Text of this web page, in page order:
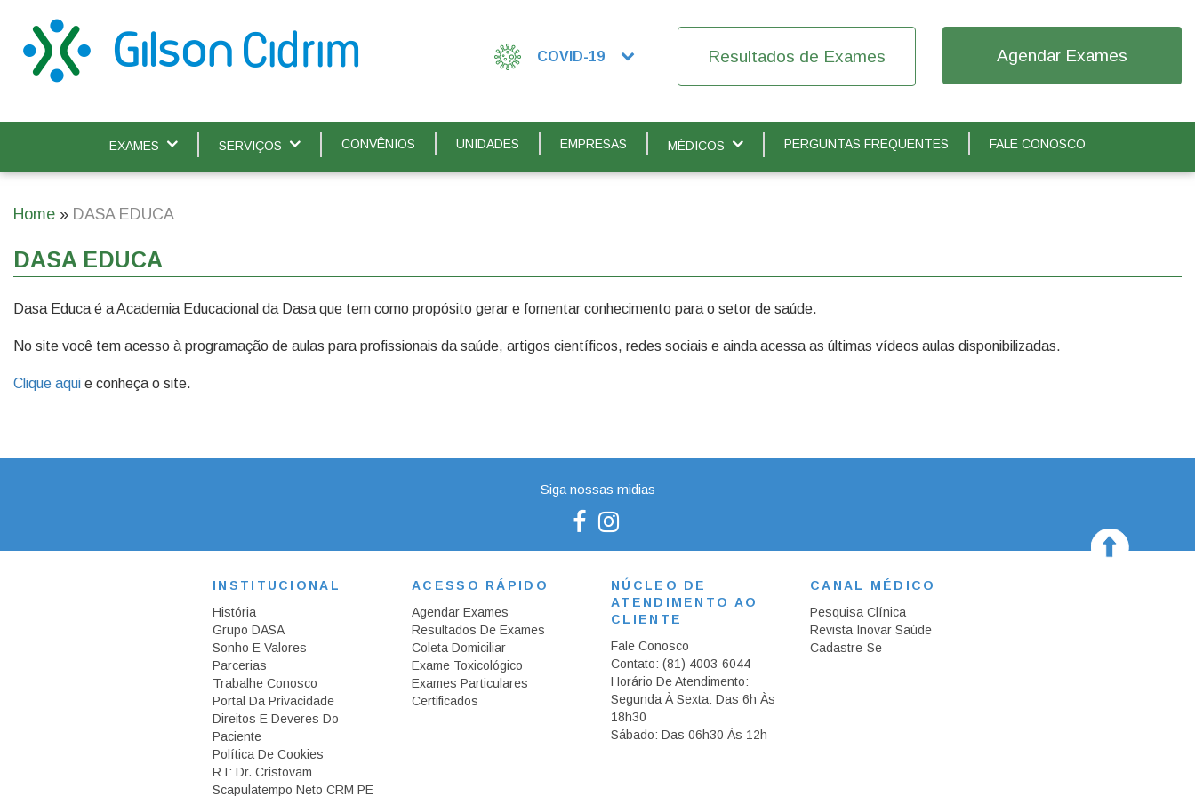
main
content
COVID-19 Resultados de Exames Agendar Exames
navigation
EXAMES SERVIÇOS CONVÊNIOS UNIDADES EMPRESAS MÉDICOS PERGUNTAS FREQUENTES FALE CONOSCO
Home DASA EDUCA
DASA EDUCA
Dasa Educa é a Academia Educacional da Dasa que tem como propósito gerar e fomentar conhecimento para o setor de saúde.
No site você tem acesso à programação de aulas para profissionais da saúde, artigos científicos, redes sociais e ainda acessa as últimas vídeos aulas disponibilizadas.
Clique aqui e conheça o site.
Siga nossas midias
INSTITUCIONAL
História
Grupo DASA
Sonho E Valores
Parcerias
Trabalhe Conosco
Portal Da Privacidade
Direitos E Deveres Do
Paciente
Política De Cookies
RT: Dr. Cristovam
Scapulatempo Neto CRM PE
ACESSO RÁPIDO
Agendar Exames
Resultados De Exames
Coleta Domiciliar
Exame Toxicológico
Exames Particulares
Certificados
NÚCLEO DE
ATENDIMENTO AO
CLIENTE
Fale Conosco
Contato: (81) 4003-6044
Horário De Atendimento:
Segunda À Sexta: Das 6h Às
18h30
Sábado: Das 06h30 Às 12h
CANAL MÉDICO
Pesquisa Clínica
Revista Inovar Saúde
Cadastre-Se